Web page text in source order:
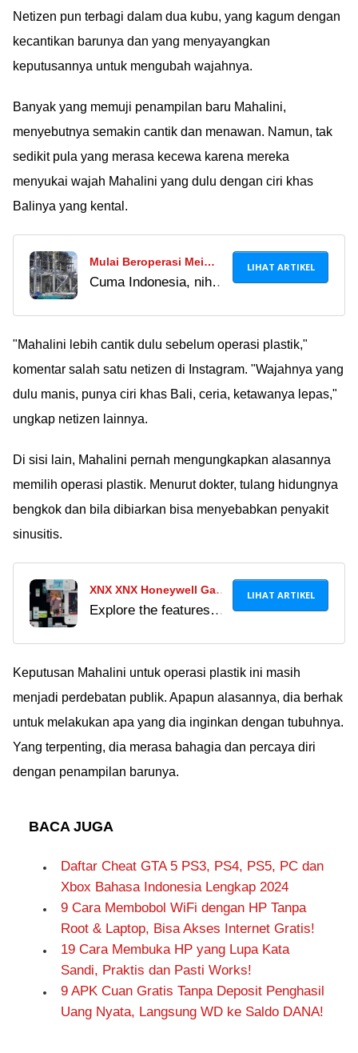
di internet. Ketahui
juga risiko dari cara
nonton bokeh di
pribadimu dicuri
Netizen pun terbagi dalam dua kubu, yang kagum dengan
kecantikan barunya dan yang menyayangkan
keputusannya untuk mengubah wajahnya.
Banyak yang memuji penampilan baru Mahalini,
menyebutnya semakin cantik dan menawan. Namun, tak
sedikit pula yang merasa kecewa karena mereka
menyukai wajah Mahalini yang dulu dengan ciri khas
Balinya yang kental.
Mulai Beroperasi Mei
2024, Inilah Wujud Pabrik
Cuma Indonesia, nih,
terbesar di dunia.
Penasaran gimana
wujudnya? Simak di
LIHAT ARTIKEL
"Mahalini lebih cantik dulu sebelum operasi plastik,"
komentar salah satu netizen di Instagram. "Wajahnya yang
dulu manis, punya ciri khas Bali, ceria, ketawanya lepas,"
ungkap netizen lainnya.
Di sisi lain, Mahalini pernah mengungkapkan alasannya
memilih operasi plastik. Menurut dokter, tulang hidungnya
bengkok dan bila dibiarkan bisa menyebabkan penyakit
sinusitis.
XNX XNX Honeywell Gas
Detector Datasheet XNX
Explore the features
Detector datasheet
xnx digital. Learn
about its key features,
specifications, price,
and availability.
LIHAT ARTIKEL
Keputusan Mahalini untuk operasi plastik ini masih
menjadi perdebatan publik. Apapun alasannya, dia berhak
untuk melakukan apa yang dia inginkan dengan tubuhnya.
Yang terpenting, dia merasa bahagia dan percaya diri
dengan penampilan barunya.
BACA JUGA
Daftar Cheat GTA 5 PS3, PS4, PS5, PC dan
Xbox Bahasa Indonesia Lengkap 2024
9 Cara Membobol WiFi dengan HP Tanpa
Root & Laptop, Bisa Akses Internet Gratis!
19 Cara Membuka HP yang Lupa Kata
Sandi, Praktis dan Pasti Works!
9 APK Cuan Gratis Tanpa Deposit Penghasil
Uang Nyata, Langsung WD ke Saldo DANA!